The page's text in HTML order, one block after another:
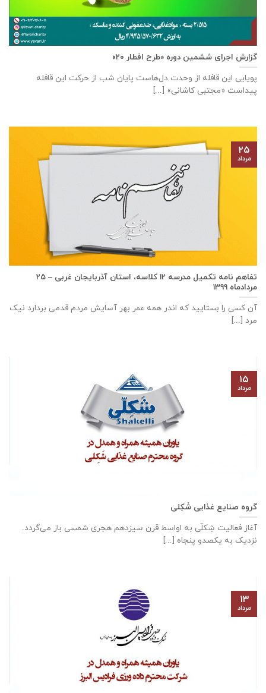
گزارش اجرای ششمین دوره «طرح افطار ۲۰»
پویایی این قافله از وحدت دل‌هاست پایان شب از حرکت این قافله
پیداست «مجتبی کاشانی» [...]
تفاهم نامه تكميل مدرسه ۱۲ كلاسه، استان آذربايجان غربی – ۲۵
مردادماه ۱۳۹۹
آن کسی را بستایید که اندر همه عمر بهر آسایش مردم قدمی بردارد نیک
مرد [...]
۲۵
مرداد
گروه صنایع غذایی شَکِلی
آغاز فعالیت شِکلّی به اواسط قرن سیزدهم هجری شمسی باز می‌گردد.
نزدیک به یکصدو پنجاه [...]
۱۵
مرداد
۱۳
مرداد